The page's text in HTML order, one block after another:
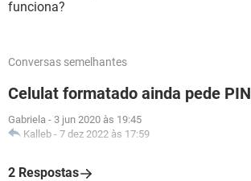
funciona?
Conversas semelhantes
Celulat formatado ainda pede PIN
Gabriela - 3 jun 2020 às 19:45
Kalleb - 7 dez 2022 às 17:59
2 Respostas